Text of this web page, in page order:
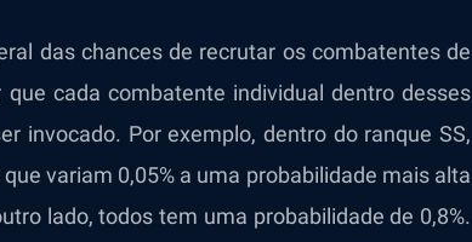
das chances de recrutar os combatentes de
cada combatente individual dentro desses
invocado. Por exemplo, dentro do ranque SS,
variam 0,05% a uma probabilidade mais alta
lado, todos tem uma probabilidade de 0,8%.